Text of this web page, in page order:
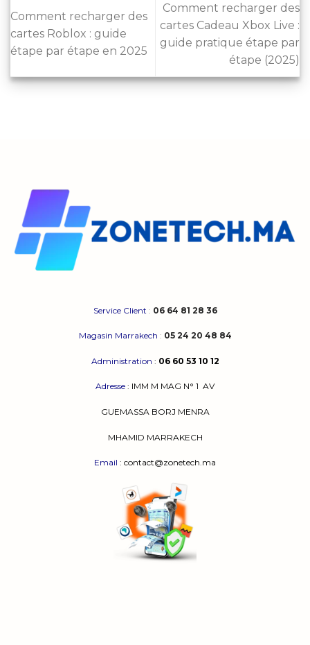
Comment recharger des
cartes Roblox : guide
étape par étape en 2025
Comment recharger des
cartes Cadeau Xbox Live :
guide pratique étape par
étape (2025)
Service Client : 06 64 81 28 36
Magasin Marrakech : 05 24 20 48 84
Administration : 06 60 53 10 12
Adresse : IMM M MAG N° 1 AV
GUEMASSA BORJ MENRA
MHAMID MARRAKECH
Email : contact@zonetech.ma